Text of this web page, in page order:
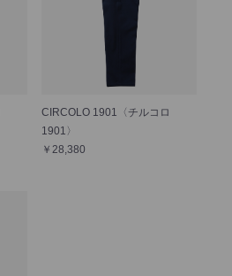
CIRCOLO 1901〈チルコロ
1901〉
￥28,380